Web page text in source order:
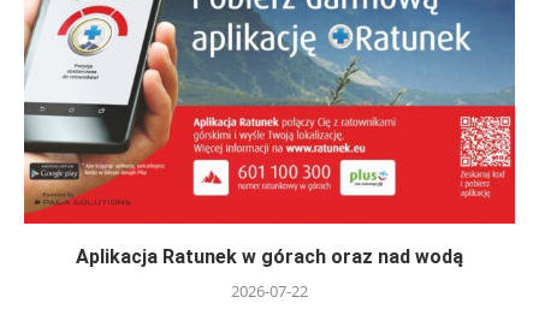
Aplikacja Ratunek w górach oraz nad wodą
2026-07-22